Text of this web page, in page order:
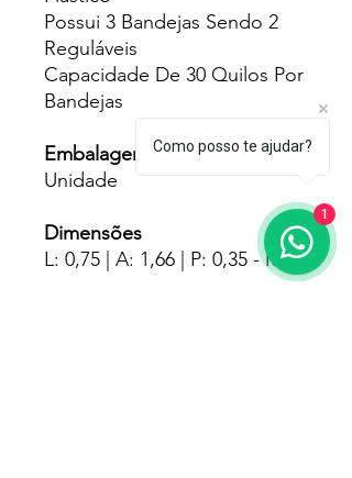
Possui 3 Bandejas Sendo 2
Reguláveis
Capacidade De 30 Quilos Por
Bandejas
Embalagens
Unidade
Dimensões
L: 0,75 | A: 1,66 | P: 0,35 - Mts
Como posso te ajudar?
1